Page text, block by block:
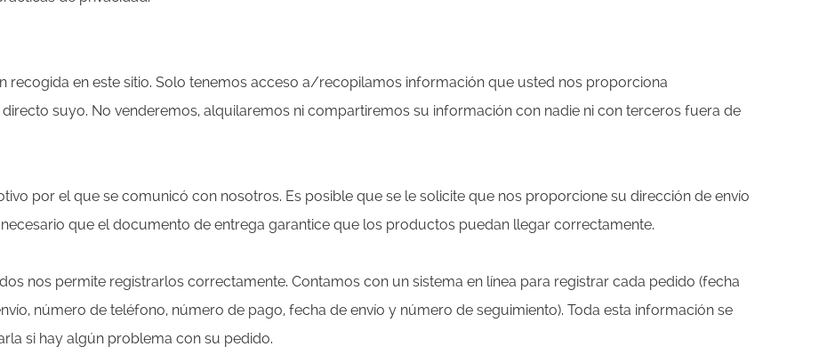
recogida en este sitio. Solo tenemos acceso a/recopilamos información que usted nos proporciona
suyo. No venderemos, alquilaremos ni compartiremos su información con nadie ni con terceros fuera de
por el que se comunicó con nosotros. Es posible que se le solicite que nos proporcione su dirección de envío
que el documento de entrega garantice que los productos puedan llegar correctamente.
nos permite registrarlos correctamente. Contamos con un sistema en línea para registrar cada pedido (fecha
número de teléfono, número de pago, fecha de envío y número de seguimiento). Toda esta información se
si hay algún problema con su pedido.